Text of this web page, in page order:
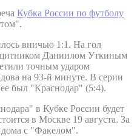
Кубка России по футболу
вничью 1:1. На гол
Даниилом Уткиным
точным ударом
на 93-й минуте. В серии
был "Краснодар" (5:4).
в Кубке России будет
в Москве 19 августа. За
дома с "Факелом".